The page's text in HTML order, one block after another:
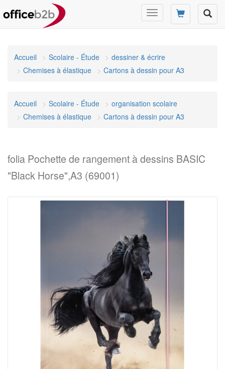
Changer
mode
Accueil
Scolaire - Étude
dessiner & écrire
Chemises à élastique
Cartons à dessin pour A3
Accueil Scolaire - Étude
organisation scolaire
Chemises à élastique
Cartons à dessin pour A3
folia Pochette de rangement à dessins BASIC
"Black Horse",A3 (69001)